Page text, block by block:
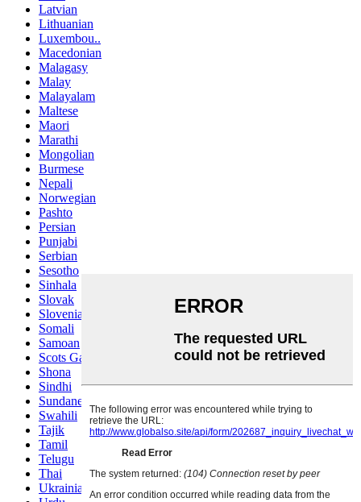
Latvian
Lithuanian
Luxembou..
Macedonian
Malagasy
Malay
Malayalam
Maltese
Maori
Marathi
Mongolian
Burmese
Nepali
Norwegian
Pashto
Persian
Punjabi
Serbian
Sesotho
Sinhala
Slovak
Slovenian
Somali
Samoan
Scots Gaelic
Shona
Sindhi
Sundanese
Swahili
Tajik
Tamil
Telugu
Thai
Ukrainian